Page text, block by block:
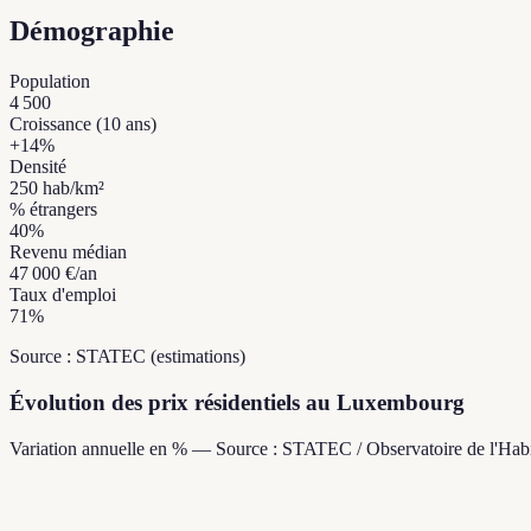
Démographie
Population
4 500
Croissance (10 ans)
+14%
Densité
250 hab/km²
% étrangers
40%
Revenu médian
47 000 €/an
Taux d'emploi
71%
Source : STATEC (estimations)
Évolution des prix résidentiels au Luxembourg
Variation annuelle en % — Source : STATEC / Observatoire de